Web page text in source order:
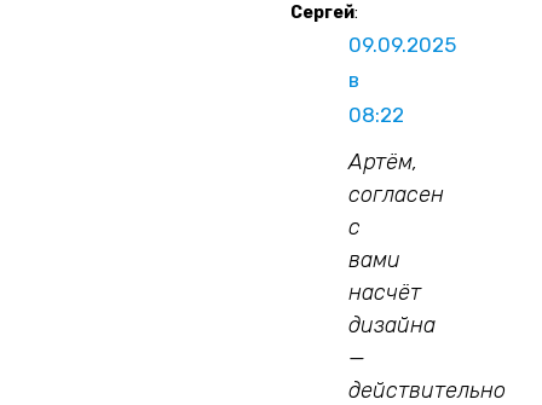
Сергей:
09.09.2025
в
08:22
Артём,
согласен
с
вами
насчёт
дизайна
—
действительно